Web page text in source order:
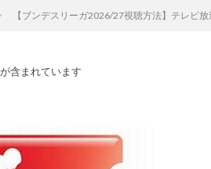
【ブンデスリーガ2026/27視聴方法】テレビ
含まれています